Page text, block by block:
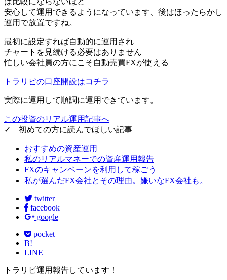
安心して運用できるようになっています、後はほったらかし
運用で放置ですね。
最初に設定すれば自動的に運用され
チャートを見続ける必要はありません
忙しい会社員の方にこそ自動売買FXが使える
トラリピの口座開設はコチラ
実際に運用して順調に運用できています。
この投資のリアル運用記事へ
✓ 初めての方に読んでほしい記事
おすすめの資産運用
私のリアルマネーでの資産運用報告
FXのキャンペーンを利用して稼ごう
私が選んだFX会社とその理由。嫌いなFX会社も。
twitter
facebook
google
pocket
B!
LINE
トラリピ運用報告しています！